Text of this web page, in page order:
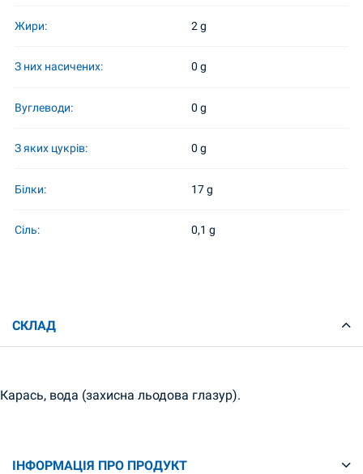
Жири: 2 g
З них насичених: 0 g
Вуглеводи: 0 g
З яких цукрів: 0 g
Білки: 17 g
Сіль: 0,1 g
СКЛАД
Карась, вода (захисна льодова глазур).
ІНФОРМАЦІЯ ПРО ПРОДУКТ